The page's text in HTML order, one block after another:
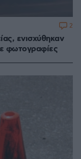
ενισχύθηκαν
φωτογραφίες
2